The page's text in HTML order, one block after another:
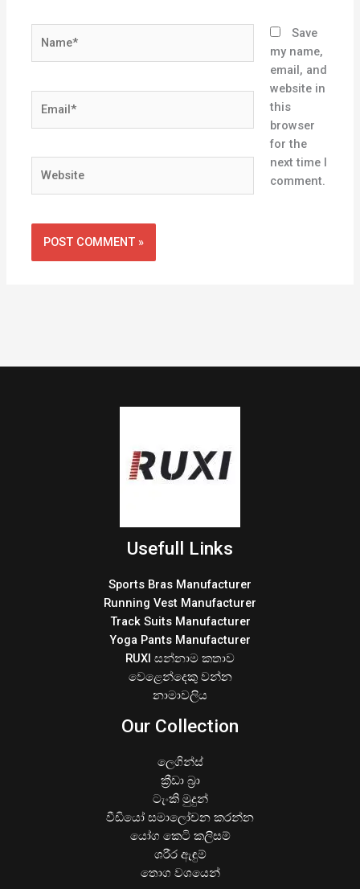
Save
my name,
email, and
website in
this
browser
for the
next time I
comment.
Usefull Links
Sports Bras Manufacturer
Running Vest Manufacturer
Track Suits Manufacturer
Yoga Pants Manufacturer
RUXI සන්නාම කතාව
වෙළෙන්දෙකු වන්න
නාමාවලිය
Our Collection
ලෙගින්ස්
ක්‍රීඩා බ්‍රා
ටැංකි මුදුන්
වීඩියෝ සමාලෝචන කරන්න
යෝග කෙටි කලිසම්
ශරීර ඇඳුම්
තොග වශයෙන්